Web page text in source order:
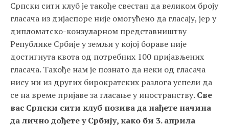
Српски сити клуб је такође свестан да великом броју
гласача из дијаспоре није омогућено да гласају, јер у
дипломатско-конзуларном представништву
Републике Србије у земљи у којој бораве није
достигнута квота од потребних 100 пријављених
гласача. Такође нам је познато да неки од гласача
нису ни из других бирократских разлога успели да
се на време пријаве за гласање у иностранству. Све
вас Српски сити клуб позива да нађете начина
да лично дођете у Србију, како би 3. априла